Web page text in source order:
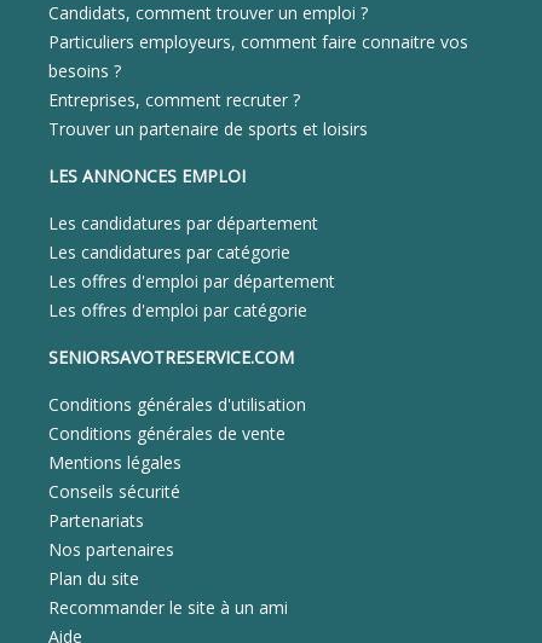
Candidats, comment trouver un emploi ?
Particuliers employeurs, comment faire connaitre vos
besoins ?
Entreprises, comment recruter ?
Trouver un partenaire de sports et loisirs
LES ANNONCES EMPLOI
Les candidatures par département
Les candidatures par catégorie
Les offres d'emploi par département
Les offres d'emploi par catégorie
SENIORSAVOTRESERVICE.COM
Conditions générales d'utilisation
Conditions générales de vente
Mentions légales
Conseils sécurité
Partenariats
Nos partenaires
Plan du site
Recommander le site à un ami
Aide